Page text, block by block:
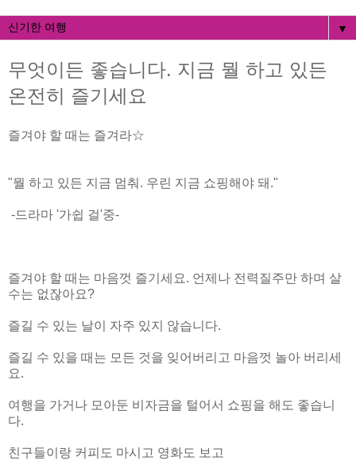
▼
무엇이든 좋습니다. 지금 뭘 하고 있든
온전히 즐기세요
즐겨야 할 때는 즐겨라☆
"뭘 하고 있든 지금 멈춰. 우린 지금 쇼핑해야 돼."
-드라마 '가쉽 걸'중-
즐겨야 할 때는 마음껏 즐기세요. 언제나 전력질주만 하며 살
수는 없잖아요?
즐길 수 있는 날이 자주 있지 않습니다.
즐길 수 있을 때는 모든 것을 잊어버리고 마음껏 놀아 버리세
요.
여행을 가거나 모아둔 비자금을 털어서 쇼핑을 해도 좋습니
다.
친구들이랑 커피도 마시고 영화도 보고